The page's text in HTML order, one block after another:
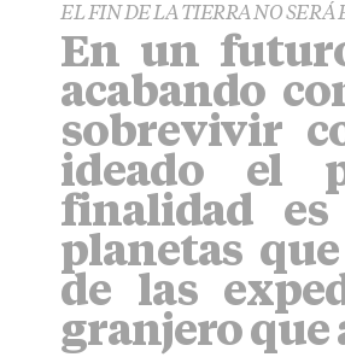
U
S
K
Y
P
L
I
N
K
EL FIN DE LA TIERRA NO
En un
acabando
sobrevivir
ideado el
finalidad
planetas
de las
granjero